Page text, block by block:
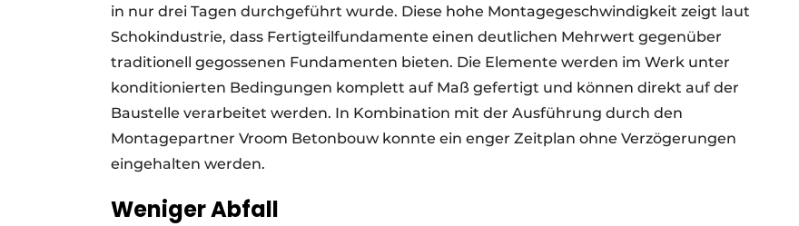
in nur drei Tagen durchgeführt wurde. Diese hohe Montagegeschwindigkeit zeigt laut
Schokindustrie, dass Fertigteilfundamente einen deutlichen Mehrwert gegenüber
traditionell gegossenen Fundamenten bieten. Die Elemente werden im Werk unter
konditionierten Bedingungen komplett auf Maß gefertigt und können direkt auf der
Baustelle verarbeitet werden. In Kombination mit der Ausführung durch den
Montagepartner Vroom Betonbouw konnte ein enger Zeitplan ohne Verzögerungen
eingehalten werden.
Weniger Abfall